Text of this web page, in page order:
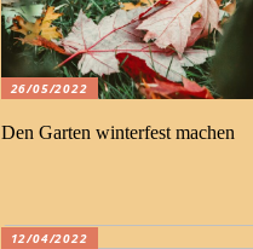
26/05/2022
Den Garten winterfest machen
12/04/2022